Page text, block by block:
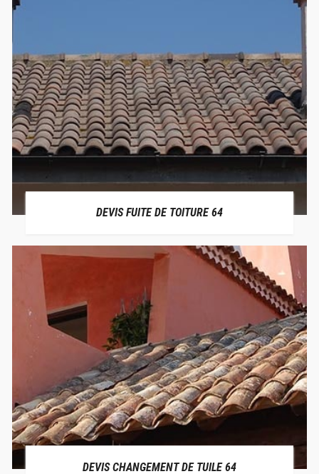
DEVIS FUITE DE TOITURE 64
DEVIS CHANGEMENT DE TUILE 64